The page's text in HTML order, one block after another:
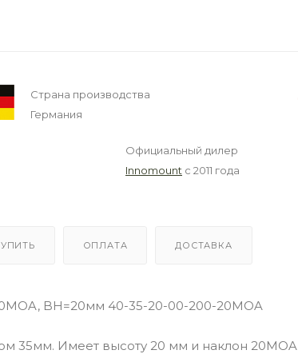
Страна производства
Германия
Официальный дилер
Innomount с 2011 года
ОПЛАТА ДОСТАВКА
BH=20мм 40-35-20-00-200-20MOA
35мм. Имеет высоту 20 мм и наклон 20MOA